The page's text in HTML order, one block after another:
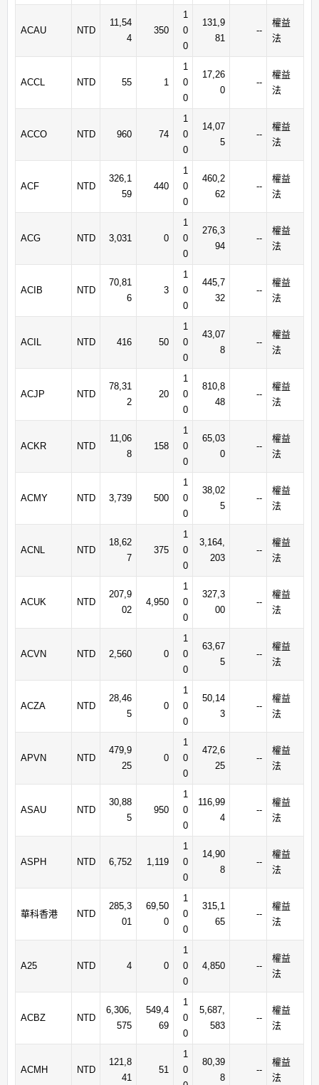
ACAU NTD
11,54
4
350
1
0
0
131,9
81
--
權益
法
ACCL NTD 55 1
1
0
0
17,26
0
--
權益
法
ACCO NTD 960 74
1
0
0
14,07
5
--
權益
法
ACF NTD
326,1
59
440
1
0
0
460,2
62
--
權益
法
ACG NTD 3,031 0
1
0
0
276,3
94
--
權益
法
ACIB NTD
70,81
6
3
1
0
0
445,7
32
--
權益
法
ACIL NTD 416 50
1
0
0
43,07
8
--
權益
法
ACJP NTD
78,31
2
20
1
0
0
810,8
48
--
權益
法
ACKR NTD
11,06
8
158
1
0
0
65,03
0
--
權益
法
ACMY NTD 3,739 500
1
0
0
38,02
5
--
權益
法
ACNL NTD
18,62
7
375
1
0
0
3,164,
203
--
權益
法
ACUK NTD
207,9
02
4,950
1
0
0
327,3
00
--
權益
法
ACVN NTD 2,560 0
1
0
0
63,67
5
--
權益
法
ACZA NTD
28,46
5
0
1
0
0
50,14
3
--
權益
法
APVN NTD
479,9
25
0
1
0
0
472,6
25
--
權益
法
ASAU NTD
30,88
5
950
1
0
0
116,99
4
--
權益
法
ASPH NTD 6,752 1,119
1
0
0
14,90
8
--
權益
法
華科香港 NTD
285,3
01
69,50
0
1
0
0
315,1
65
--
權益
法
A25 NTD 4 0
1
0
0
4,850 --
權益
法
ACBZ NTD
6,306,
575
549,4
69
1
0
0
5,687,
583
--
權益
法
ACMH NTD
121,8
41
51
1
0
80,39
8
--
權益
法